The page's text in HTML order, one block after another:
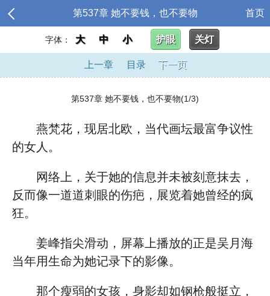
第537章 她不要钱，也不要物 首页
字体： 大 中 小 护眼 关灯
上一章 目录 下一页
第537章 她不要钱，也不要物(1/3)
燕梵花，现居北欧，当代画坛最富争议性
的女人。
网络上，关于她的信息并未被刻意抹去，
反而像一道道刺眼的伤疤，展览着她曾经的疯
狂。
姜峰指尖滑动，屏幕上播放的正是吴月海
当年用生命为她记录下的影像。
那个瘦弱的女孩，身影却如钢枪般挺立，